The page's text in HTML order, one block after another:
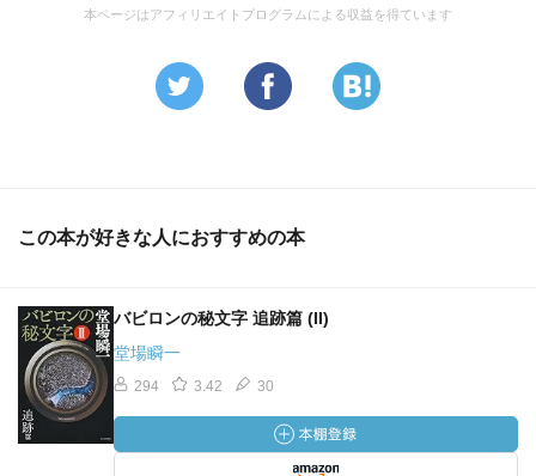
本ページはアフィリエイトプログラムによる収益を得ています
この本が好きな人におすすめの本
バビロンの秘文字 追跡篇 (II)
堂場瞬一
294 3.42 30